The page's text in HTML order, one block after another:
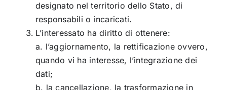
designato nel territorio dello Stato, di
responsabili o incaricati.
L’interessato ha diritto di ottenere:
a. l’aggiornamento, la rettificazione ovvero,
quando vi ha interesse, l’integrazione dei
dati;
b. la cancellazione, la trasformazione in